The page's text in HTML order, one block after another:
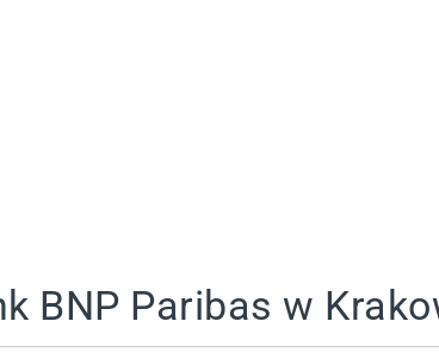
BNP Paribas w